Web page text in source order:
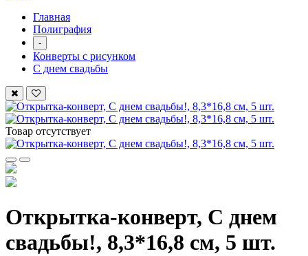
Главная
Полиграфия
-
Конверты с рисунком
С днем свадьбы
Товар отсутствует
Открытка-конверт, С днем
свадьбы!, 8,3*16,8 см, 5 шт.